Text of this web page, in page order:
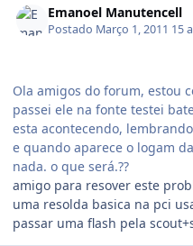
Emanoel Manutencell
Postado Março 1, 2011 15
Ola amigos do forum, estou
passei ele na fonte testei
esta acontecendo,
e quando aparece o logam
nada. o que será.??
amigo para resover este
uma resolda basica na pci
passar uma flash pela